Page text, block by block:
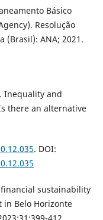
Básico
Resolução
(Brasil): ANA; 2021.
Inequality and
there an alternative
. DOI:
financial sustainability
Belo Horizonte